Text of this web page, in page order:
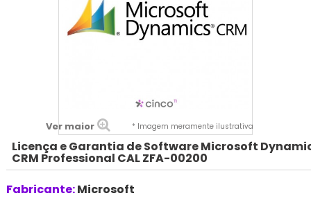
Ver maior * Imagem meramente ilustrativa
Licença e Garantia de Software Microsoft
CRM Professional CAL ZFA-00200
Fabricante:Microsoft